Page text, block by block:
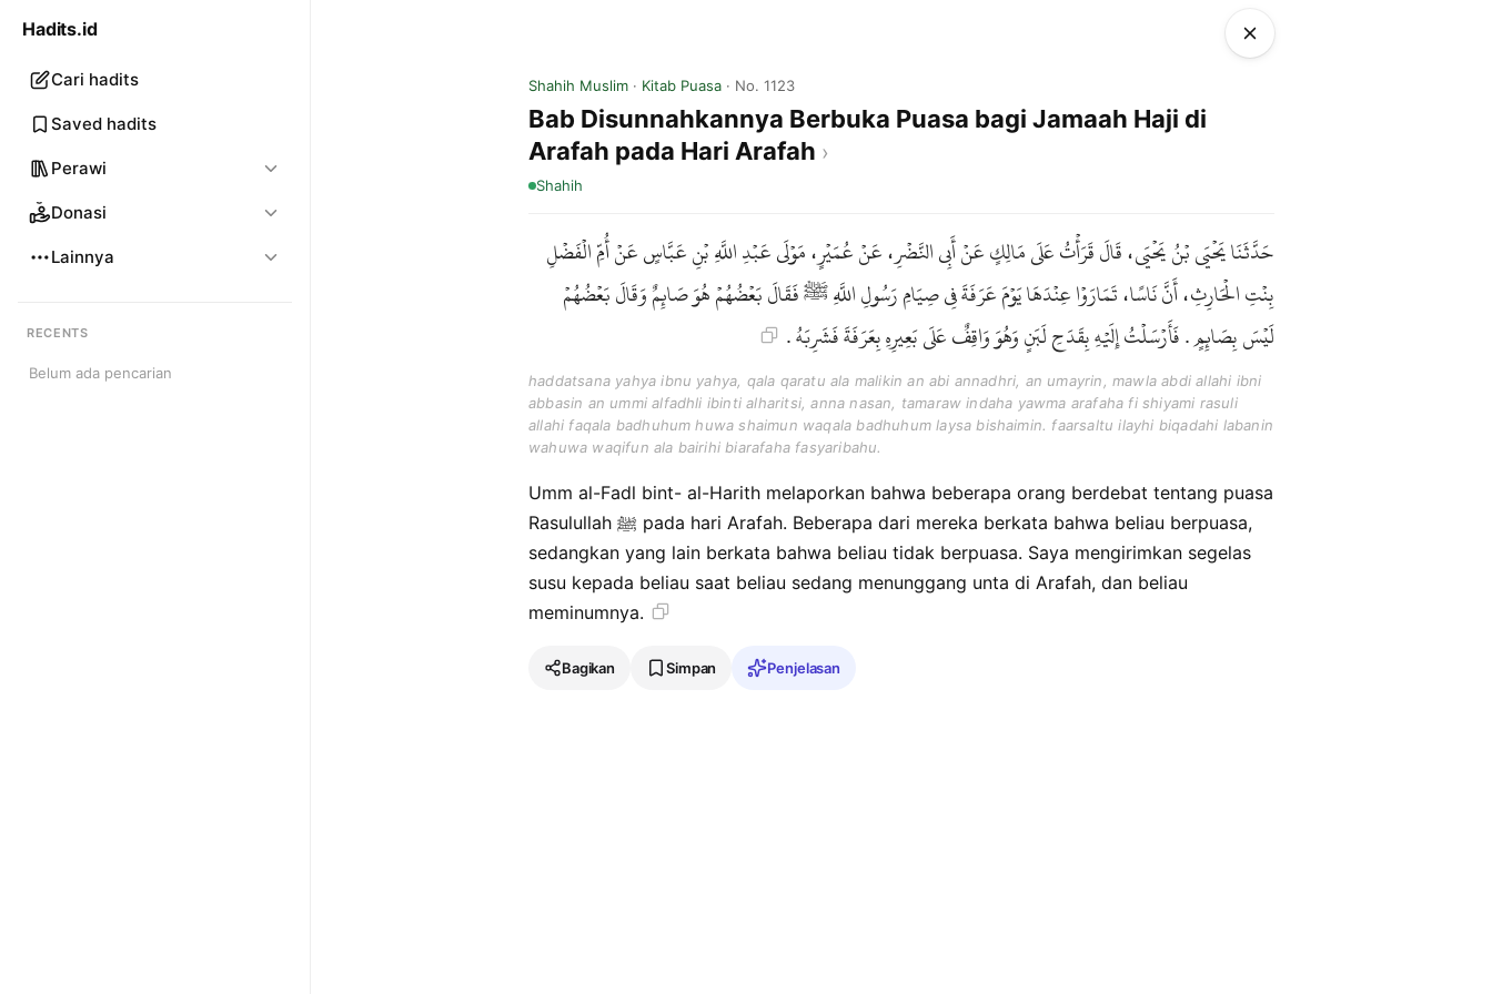
Hadits.id
Cari hadits
Saved hadits
Perawi
Donasi
Lainnya
RECENTS
Belum ada pencarian
Shahih Muslim · Kitab Puasa · No. 1123
Bab Disunnahkannya Berbuka Puasa bagi Jamaah Haji di
Arafah pada Hari Arafah
Shahih
حَدَّثَنَا يَحْيَى بْنُ يَحْيَى، قَالَ قَرَأْتُ عَلَى مَالِكٍ عَنْ أَبِي النَّضْرِ، عَنْ عُمَيْرٍ، مَوْلَى عَبْدِ اللَّهِ بْنِ عَبَّاسٍ عَنْ أُمِّ الْفَضْلِ
بِنْتِ الْحَارِثِ، أَنَّ نَاسًا، تَمَارَوْا عِنْدَهَا يَوْمَ عَرَفَةَ فِي صِيَامِ رَسُولِ اللَّهِ ﷺ فَقَالَ بَعْضُهُمْ هُوَ صَائِمٌ وَقَالَ بَعْضُهُمْ
لَيْسَ بِصَائِمٍ . فَأَرْسَلْتُ إِلَيْهِ بِقَدَحِ لَبَنٍ وَهُوَ وَاقِفٌ عَلَى بَعِيرِهِ بِعَرَفَةَ فَشَرِبَهُ .
haddatsana yahya ibnu yahya, qala qaratu ala malikin an abi annadhri, an umayrin, mawla abdi allahi ibni
abbasin an ummi alfadhli ibinti alharitsi, anna nasan, tamaraw indaha yawma arafaha fi shiyami rasuli
allahi faqala badhuhum huwa shaimun waqala badhuhum laysa bishaimin. faarsaltu ilayhi biqadahi labanin
wahuwa waqifun ala bairihi biarafaha fasyaribahu.
Umm al-Fadl bint- al-Harith melaporkan bahwa beberapa orang berdebat tentang puasa
Rasulullah ﷺ pada hari Arafah. Beberapa dari mereka berkata bahwa beliau berpuasa,
sedangkan yang lain berkata bahwa beliau tidak berpuasa. Saya mengirimkan segelas
susu kepada beliau saat beliau sedang menunggang unta di Arafah, dan beliau
meminumnya.
Bagikan Simpan Penjelasan